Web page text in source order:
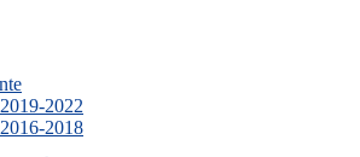
2022
2018